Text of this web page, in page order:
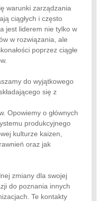
warunki zarządzania
ciągłych i często
jest liderem nie tylko w
w rozwiązania, ale
poprzez ciągłe
do wyjątkowego
się z
Opowiemy o głównych
produkcyjnego
kulturze kaizen,
oraz jak
zmiany dla swojej
do poznania innych
Te kontakty